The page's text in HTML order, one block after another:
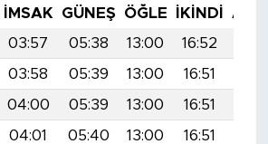
İMSAK GÜNEŞ ÖĞLE İKINDI
03:57 05:38 13:00 16:52
03:58 05:39 13:00 16:51
04:00 05:39 13:00 16:51
04:01 05:40 13:00 16:51